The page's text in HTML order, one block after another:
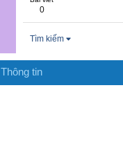
0
Tìm kiếm
Thông tin